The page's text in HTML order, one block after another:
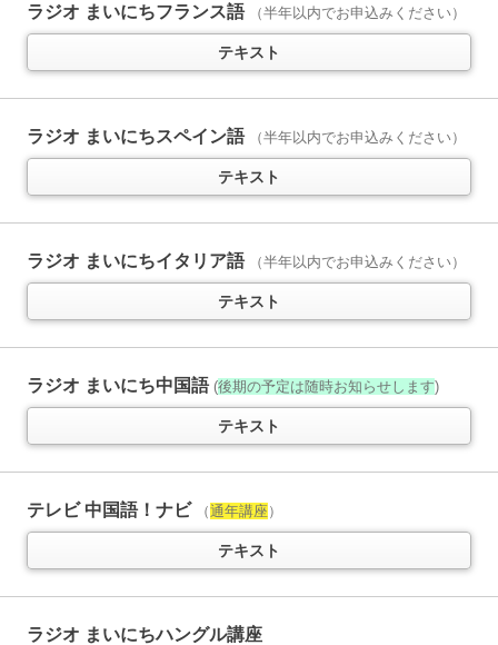
中学英語をイチからていねいに 通年講座 ）
ラジオ 基礎英語 レベル2 11か月以上購読で特典付き
英語で「言いたいこと」を表現！ （通年講座
ラジオ 英会話タイムトライアル
テキスト
1日1文！ 集中トレーニング
ラジオ まいにちフランス語 （半年以内でお申込みください）
テキスト
ラジオ まいにちスペイン語 （半年以内でお申込みください）
テキスト
ラジオ まいにちイタリア語 （半年以内でお申込みください）
テキスト
ラジオ まいにち中国語 (後期の予定は随時お知らせします)
テキスト
テレビ 中国語！ナビ （通年講座 ）
テキスト
ラジオ まいにちハングル講座